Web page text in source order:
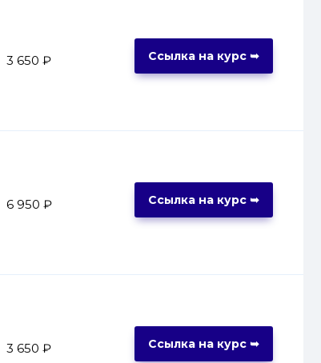
3 650 ₽ Ссылка на курс ➥
6 950 ₽ Ссылка на курс ➥
3 650 ₽ Ссылка на курс ➥